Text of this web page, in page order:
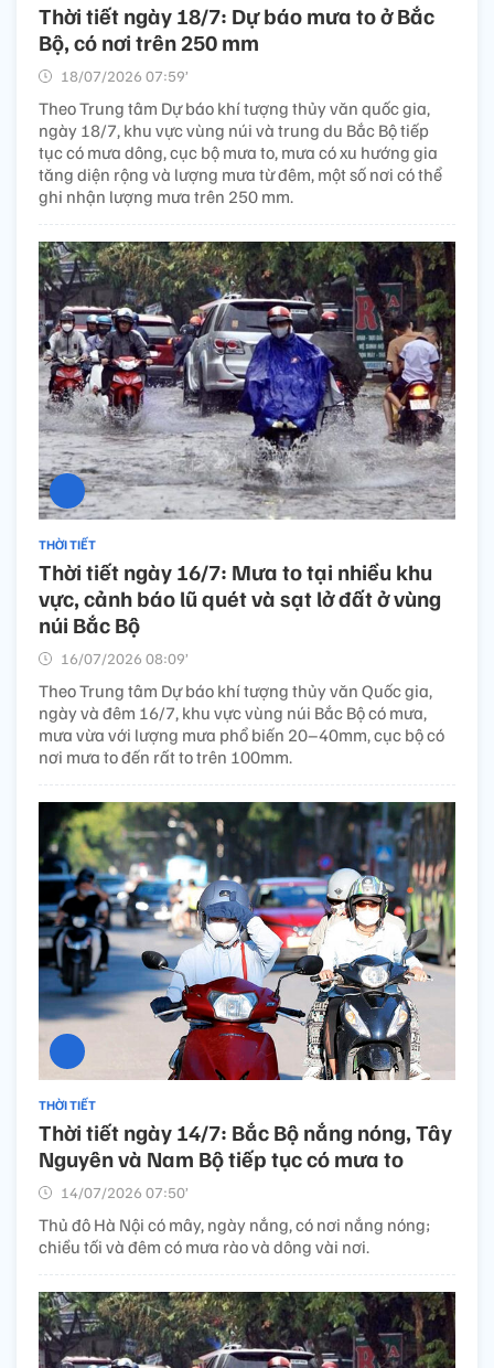
Thời tiết ngày 18/7: Dự báo mưa to ở Bắc
Bộ, có nơi trên 250 mm
18/07/2026 07:59’
Theo Trung tâm Dự báo khí tượng thủy văn quốc gia,
ngày 18/7, khu vực vùng núi và trung du Bắc Bộ tiếp
tục có mưa dông, cục bộ mưa to, mưa có xu hướng gia
tăng diện rộng và lượng mưa từ đêm, một số nơi có thể
ghi nhận lượng mưa trên 250 mm.
THỜI TIẾT
Thời tiết ngày 16/7: Mưa to tại nhiều khu
vực, cảnh báo lũ quét và sạt lở đất ở vùng
núi Bắc Bộ
16/07/2026 08:09’
Theo Trung tâm Dự báo khí tượng thủy văn Quốc gia,
ngày và đêm 16/7, khu vực vùng núi Bắc Bộ có mưa,
mưa vừa với lượng mưa phổ biến 20–40mm, cục bộ có
nơi mưa to đến rất to trên 100mm.
THỜI TIẾT
Thời tiết ngày 14/7: Bắc Bộ nắng nóng, Tây
Nguyên và Nam Bộ tiếp tục có mưa to
14/07/2026 07:50’
Thủ đô Hà Nội có mây, ngày nắng, có nơi nắng nóng;
chiều tối và đêm có mưa rào và dông vài nơi.